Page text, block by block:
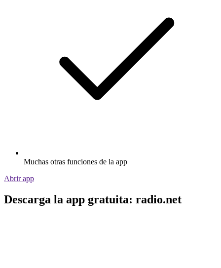
Muchas otras funciones de la app
Abrir app
Descarga la app gratuita: radio.net